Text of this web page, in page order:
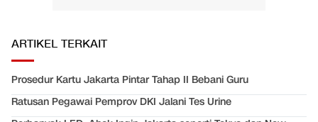
ARTIKEL TERKAIT
Prosedur Kartu Jakarta Pintar Tahap II Bebani Guru
Ratusan Pegawai Pemprov DKI Jalani Tes Urine